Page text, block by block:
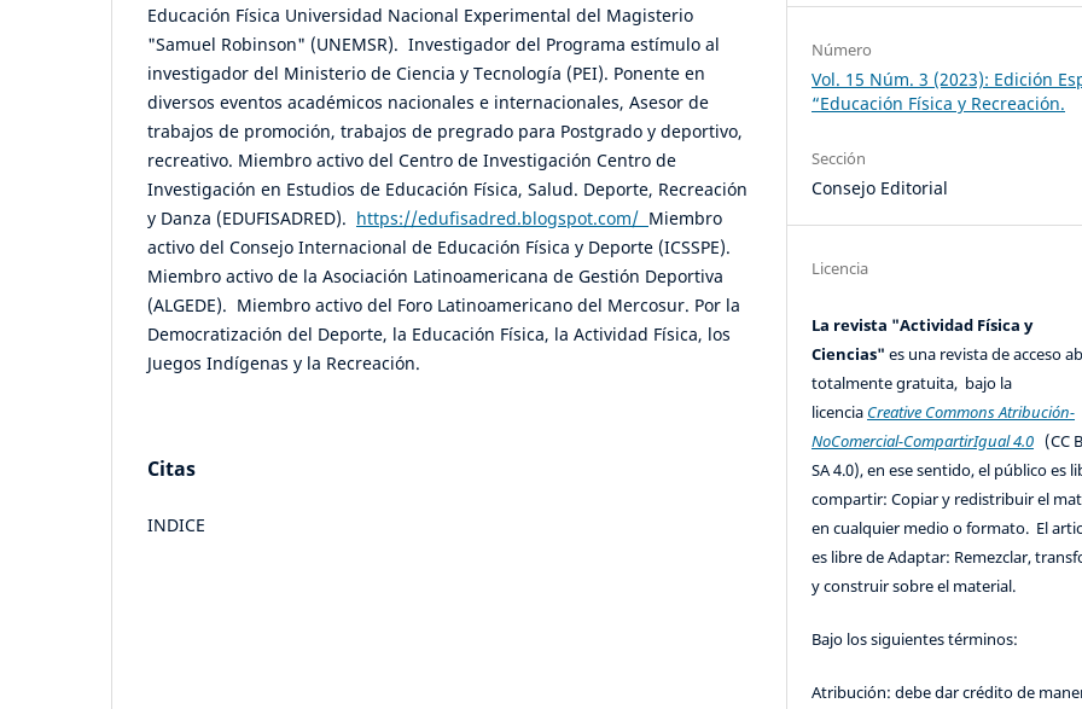
Educación Física Universidad Nacional Experimental del Magisterio
"Samuel Robinson" (UNEMSR). Investigador del Programa estímulo al
investigador del Ministerio de Ciencia y Tecnología (PEI). Ponente en
diversos eventos académicos nacionales e internacionales, Asesor de
trabajos de promoción, trabajos de pregrado para Postgrado y deportivo,
recreativo. Miembro activo del Centro de Investigación Centro de
Investigación en Estudios de Educación Física, Salud. Deporte, Recreación
y Danza (EDUFISADRED). https://edufisadred.blogspot.com/ Miembro
activo del Consejo Internacional de Educación Física y Deporte (ICSSPE).
Miembro activo de la Asociación Latinoamericana de Gestión Deportiva
(ALGEDE). Miembro activo del Foro Latinoamericano del Mercosur. Por la
Democratización del Deporte, la Educación Física, la Actividad Física, los
Juegos Indígenas y la Recreación.
Citas
INDICE
Número
Vol. 15 Núm. 3 (2023): Edición
“Educación Física y Recreación.
Sección
Consejo Editorial
Licencia
La revista "Actividad Física y
Ciencias"es una revista de acceso
totalmente gratuita, bajo la
licencia Creative Commons Atribución-
NoComercial-CompartirIgual 4.0 (CC
SA 4.0), en ese sentido, el público es
compartir: Copiar y redistribuir el
en cualquier medio o formato. El
es libre de Adaptar: Remezclar,
y construir sobre el material.
Bajo los siguientes términos:
Atribución: debe dar crédito de